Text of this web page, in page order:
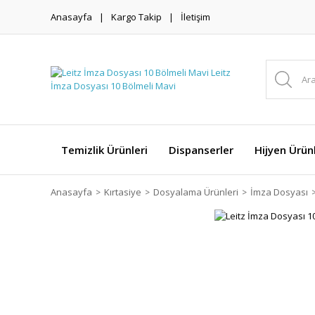
Anasayfa Kargo Takip İletişim
Temizlik Ürünleri Dispanserler Hijyen
Anasayfa Kırtasiye Dosyalama Ürünleri İmza Dosyası